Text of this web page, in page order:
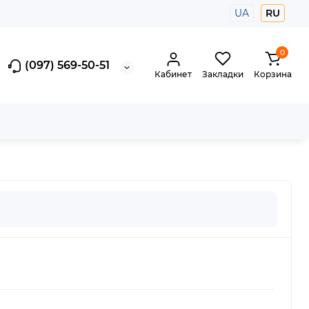
UA RU
(097) 569-50-51
Кабинет Закладки
0
Корзина